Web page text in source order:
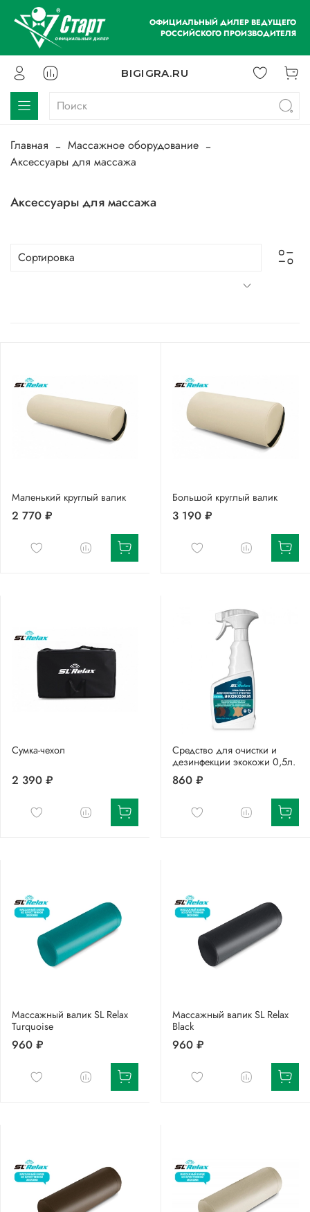
ОФИЦИАЛЬНЫЙ ДИЛЕР ВЕДУЩЕГО
РОССИЙСКОГО ПРОИЗВОДИТЕЛЯ
BIGIGRA.RU
Главная
Массажное оборудование
Аксессуары для массажа
Аксессуары для массажа
Маленький круглый валик
2 770 ₽
Большой круглый валик
3 190 ₽
Сумка-чехол
2 390 ₽
Средство для очистки и
дезинфекции экокожи 0,5л.
860 ₽
Массажный валик SL Relax
Turquoise
960 ₽
Массажный валик SL Relax
Black
960 ₽